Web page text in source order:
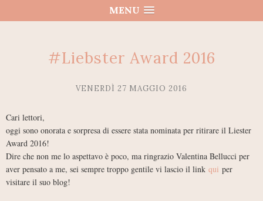
MENU
#Liebster Award 2016
VENERDÌ 27 MAGGIO 2016
Cari lettori,
oggi sono onorata e sorpresa di essere stata nominata per ritirare il Liester
Award 2016!
Dire che non me lo aspettavo è poco, ma ringrazio Valentina Bellucci per
aver pensato a me, sei sempre troppo gentile vi lascio il link qui per
visitare il suo blog!